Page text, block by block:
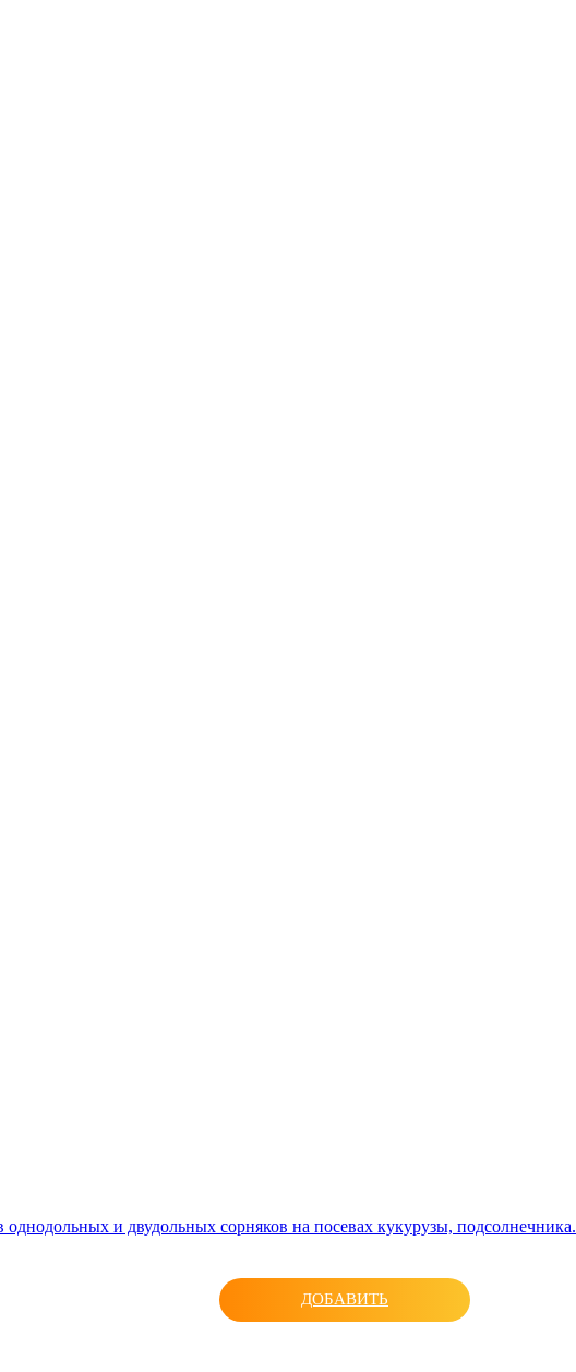
и двудольных сорняков на посевах кукурузы, подсолнечника.
ДОБАВИТЬ